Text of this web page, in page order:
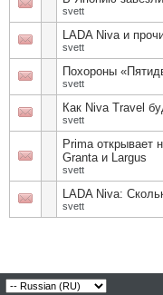
svett
LADA Niva и
svett
Похороны
svett
Как Niva Travel
svett
Prima открывает
Granta и Largus
svett
LADA Niva:
svett